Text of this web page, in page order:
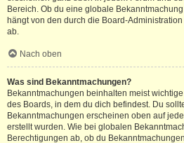
Bereich. Ob du eine globale
hängt von den durch die Board-
ab.
Nach oben
Was sind Bekanntmachungen?
Bekanntmachungen beinhalten meist
des Boards, in dem du dich befindest. Du
Bekanntmachungen erscheinen oben auf
erstellt wurden. Wie bei globalen
Berechtigungen ab, ob du